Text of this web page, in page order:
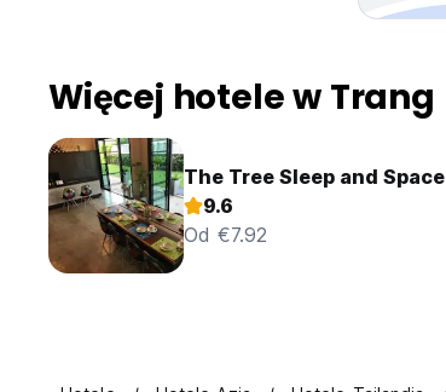
Więcej hotele w Trang
The Tree Sleep and Space
9.6
Od €7.92